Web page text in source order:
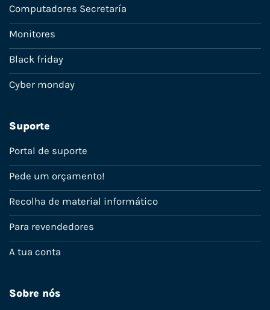
Computadores Secretaría
Monitores
Black friday
Cyber monday
Suporte
Portal de suporte
Pede um orçamento!
Recolha de material informático
Para revendedores
A tua conta
Sobre nós